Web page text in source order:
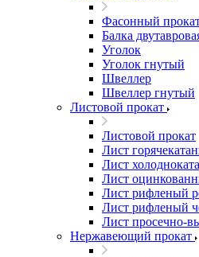
Фасонный
Балка
Уголок
Уголок гнутый
Швеллер
Швеллер гнутый
Листовой прокат
Листовой прокат
Лист
Лист
Лист
Лист рифленый
Лист рифленый
Лист просечно-
Нержавеющий прокат